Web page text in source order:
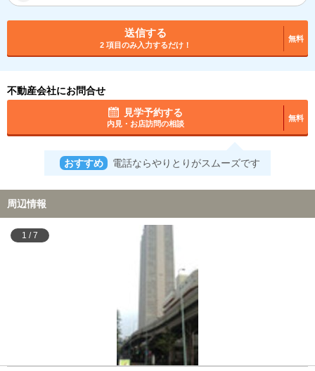
送信する
2 項目のみ入力するだけ！
無料
不動産会社にお問合せ
見学予約する
内見・お店訪問の相談
無料
おすすめ 電話ならやりとりがスムーズです
周辺情報
1 /7